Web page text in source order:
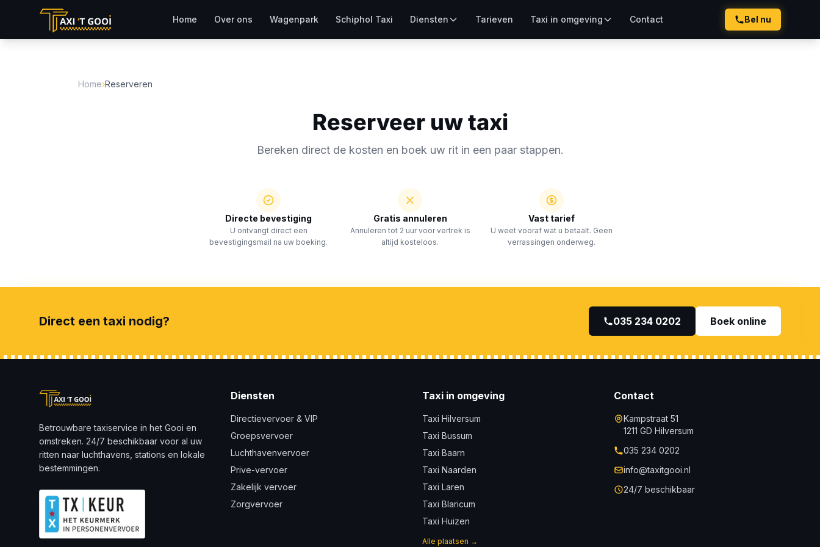
Home Over ons Wagenpark Schiphol Taxi Diensten Tarieven Taxi in omgeving Contact Bel nu
Home›Reserveren
Reserveer uw taxi
Bereken direct de kosten en boek uw rit in een paar stappen.
Directe bevestiging
U ontvangt direct een
bevestigingsmail na uw boeking.
Gratis annuleren
Annuleren tot 2 uur voor vertrek is
altijd kosteloos.
Vast tarief
U weet vooraf wat u betaalt. Geen
verrassingen onderweg.
Direct een taxi nodig? 035 234 0202 Boek online
Betrouwbare taxiservice in het Gooi en
omstreken. 24/7 beschikbaar voor al uw
ritten naar luchthavens, stations en lokale
bestemmingen.
Diensten
Directievervoer & VIP
Groepsvervoer
Luchthavenvervoer
Prive-vervoer
Zakelijk vervoer
Zorgvervoer
Taxi in omgeving
Taxi Hilversum
Taxi Bussum
Taxi Baarn
Taxi Naarden
Taxi Laren
Taxi Blaricum
Taxi Huizen
Alle plaatsen →
Contact
Kampstraat 51
1211 GD Hilversum
035 234 0202
info@taxitgooi.nl
24/7 beschikbaar